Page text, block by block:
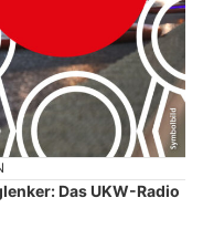
Das UKW-Radio